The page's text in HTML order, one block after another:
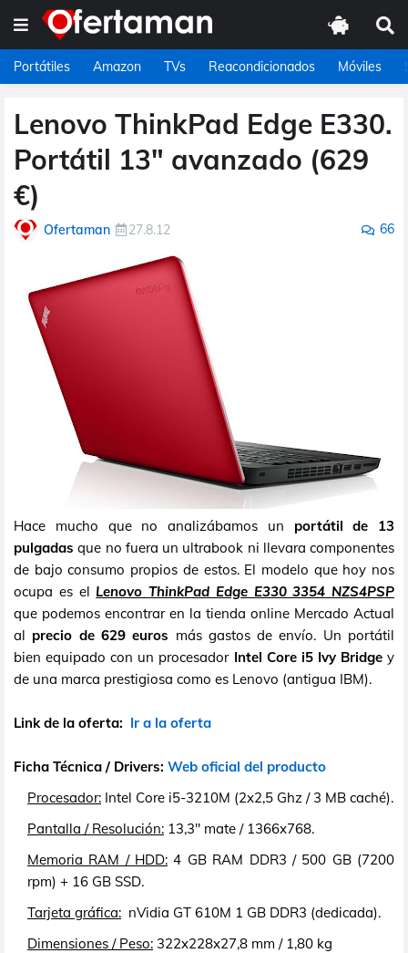
Portátiles Amazon TVs Reacondicionados Móviles
Lenovo ThinkPad Edge E330.
Portátil 13" avanzado (629
€)
Ofertaman 27.8.12 66
Hace mucho que no analizábamos un portátil de 13
pulgadas que no fuera un ultrabook ni llevara componentes
de bajo consumo propios de estos. El modelo que hoy nos
ocupa es el Lenovo ThinkPad Edge E330 3354 NZS4PSP
que podemos encontrar en la tienda online Mercado Actual
al precio de 629 euros más gastos de envío. Un portátil
bien equipado con un procesador Intel Core i5 Ivy Bridgey
de una marca prestigiosa como es Lenovo (antigua IBM).
Link de la oferta: Ir a la oferta
Ficha Técnica / Drivers: Web oficial del producto
Procesador: Intel Core i5-3210M (2x2,5 Ghz / 3 MB caché).
Pantalla / Resolución: 13,3" mate / 1366x768.
Memoria RAM / HDD: 4 GB RAM DDR3 / 500 GB (7200
rpm) + 16 GB SSD.
Tarjeta gráfica: nVidia GT 610M 1 GB DDR3 (dedicada).
Dimensiones / Peso: 322x228x27,8 mm / 1,80 kg